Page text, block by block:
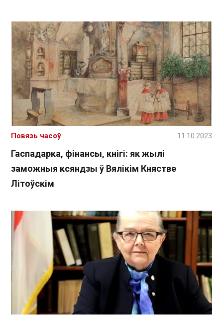
Гаспадарка, фінансы, кнігі: як жылі
заможныя ксяндзы ў Вялікім Княстве
Літоўскім
Повязь часоў 11.10.2023